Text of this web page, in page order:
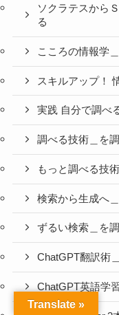
ソクラテスから
る
こころの情報学
スキルアップ！
実践 自分で調べ
調べる技術＿を
もっと調べる技
検索から生成へ
ずるい検索＿を
ChatGPT翻訳術
ChatGPT英語学
Translate »